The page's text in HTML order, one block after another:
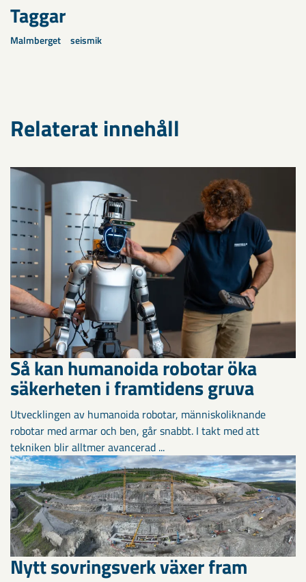
Taggar
Malmberget seismik
Relaterat innehåll
Så kan humanoida robotar öka
säkerheten i framtidens gruva
Utvecklingen av humanoida robotar, människoliknande
robotar med armar och ben, går snabbt. I takt med att
tekniken blir alltmer avancerad ...
Nytt sovringsverk växer fram